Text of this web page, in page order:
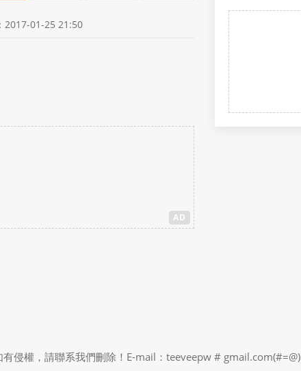
2017-01-25 21:50
AD
侵權，請聯系我們刪除！E-mail：teeveepw # gmail.com(#=@)